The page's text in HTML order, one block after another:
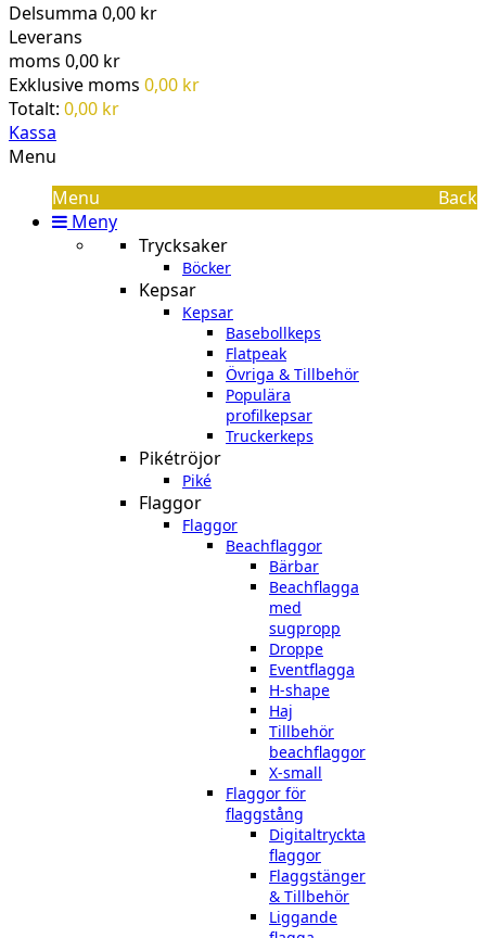
Delsumma 0,00 kr
Leverans
moms 0,00 kr
Exklusive moms 0,00 kr
Totalt: 0,00 kr
Kassa
Menu
Menu
Back
Meny
Trycksaker
Böcker
Kepsar
Kepsar
Basebollkeps
Flatpeak
Övriga & Tillbehör
Populära
profilkepsar
Truckerkeps
Pikétröjor
Piké
Flaggor
Flaggor
Beachflaggor
Bärbar
Beachflagga
med
sugpropp
Droppe
Eventflagga
H-shape
Haj
Tillbehör
beachflaggor
X-small
Flaggor för
flaggstång
Digitaltryckta
flaggor
Flaggstänger
& Tillbehör
Liggande